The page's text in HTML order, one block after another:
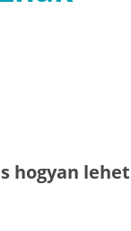
hogyan lehet